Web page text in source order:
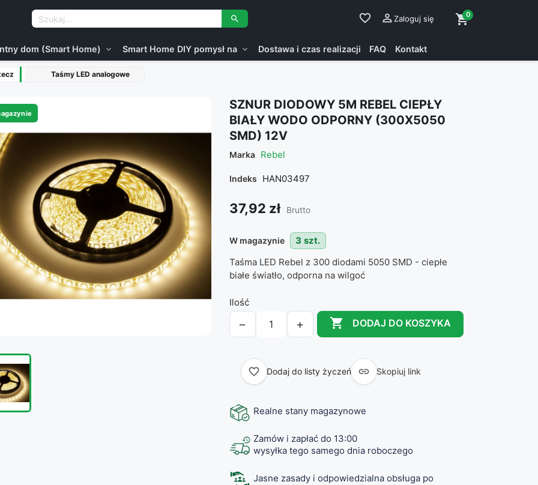
 favorite_border Zaloguj się shopping_cart
0
dom (Smart Home) expand_more Smart Home DIY pomysł na expand_more Dostawa i czas realizacji FAQ Kontakt
Taśmy LED analogowe
SZNUR DIODOWY 5M REBEL CIEPŁY
BIAŁY WODO ODPORNY (300X5050
SMD) 12V
Marka Rebel
Indeks HAN03497
37,92 zł Brutto
W magazynie
3 szt.
Taśma LED Rebel z 300 diodami 5050 SMD - ciepłe
białe światło, odporna na wilgoć
Ilość
− +  DODAJ DO KOSZYKA
favorite_border Dodaj do listy życzeń  Skopiuj link
Realne stany magazynowe
Zamów i zapłać do 13:00
wysyłka tego samego dnia roboczego
Jasne zasady i odpowiedzialna obsługa po